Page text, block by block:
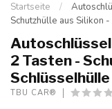
Startseite /
Schutzhülle aus Silikon
2 Tasten -
TBU CAR®